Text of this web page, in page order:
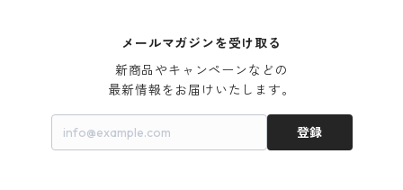
メールマガジンを受け取る
新商品やキャンペーンなどの
最新情報をお届けいたします。
登録